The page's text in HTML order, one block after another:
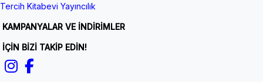
Tercih Kitabevi Yayıncılık
KAMPANYALAR VE İNDİRİMLER
İÇİN BİZİ TAKİP EDİN!